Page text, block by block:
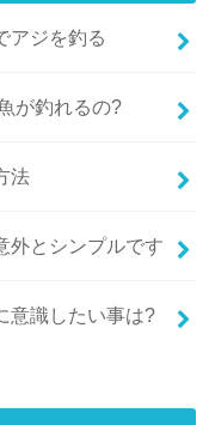
アジを釣る
が釣れるの?
法
外とシンプルです
意識したい事は?